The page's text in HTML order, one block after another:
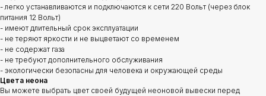
- легко устанавливаются и подключаются к сети 220 Вольт (через блок
питания 12 Вольт)
- имеют длительный срок эксплуатации
- не теряют яркости и не выцветают со временем
- не содержат газа
- не требуют дополнительного обслуживания
- экологически безопасны для человека и окружающей среды
Цвета неона
Вы можете выбрать цвет своей будущей неоновой вывески перед